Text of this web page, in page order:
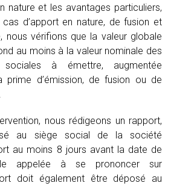
nature et les avantages particuliers,
cas d’apport en nature, de fusion et
nous vérifions que la valeur globale
au moins à la valeur nominale des
à émettre, augmentée
prime d’émission, de fusion ou de
nous rédigeons un rapport,
au siège social de la société
au moins 8 jours avant la date de
appelée à se prononcer sur
doit également être déposé au